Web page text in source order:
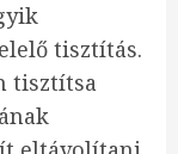
tisztítás.
tisztítsa